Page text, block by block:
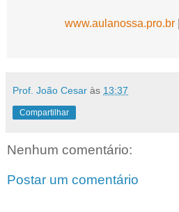
www.aulanossa.pro.br
Prof. João Cesar às 13:37
Compartilhar
Nenhum comentário:
Postar um comentário